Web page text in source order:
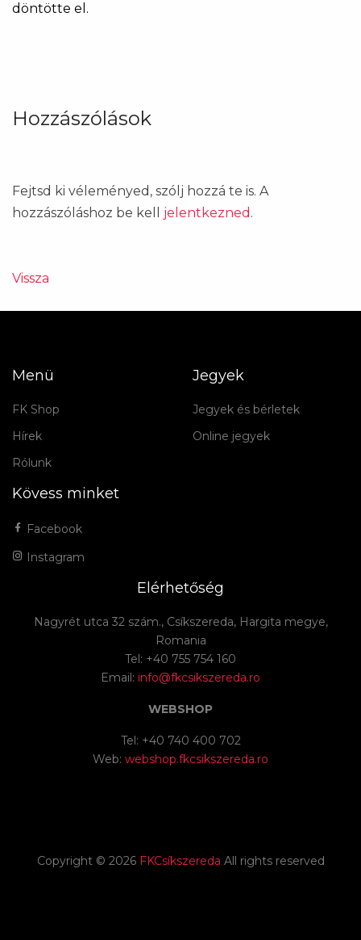
döntötte el.
Hozzászólások
Fejtsd ki véleményed, szólj hozzá te is. A
hozzászóláshoz be kell jelentkezned .
Vissza
Menü
FK Shop
Hírek
Rólunk
Jegyek
Jegyek és bérletek
Online jegyek
Kövess minket
Facebook
Instagram
Elérhetőség
Nagyrét utca 32 szám., Csíkszereda, Hargita megye,
Romania
Tel: +40 755 754 160
Email: info@fkcsikszereda.ro
WEBSHOP
Tel: +40 740 400 702
Web: webshop.fkcsikszereda.ro
Copyright © 2026 FKCsíkszereda All rights reserved